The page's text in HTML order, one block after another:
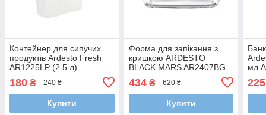
Контейнер для сипучих
продуктів Ardesto Fresh
AR1225LP (2.5 л)
180 ₴ 240 ₴
Купити
Форма для запікання з
кришкою ARDESTO
BLACK MARS AR2407BG
434₴ 620 ₴
Купити
мл
225